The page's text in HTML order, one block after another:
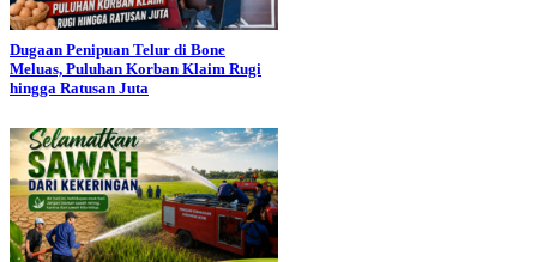
Dugaan Penipuan Telur di Bone
Meluas, Puluhan Korban Klaim Rugi
hingga Ratusan Juta